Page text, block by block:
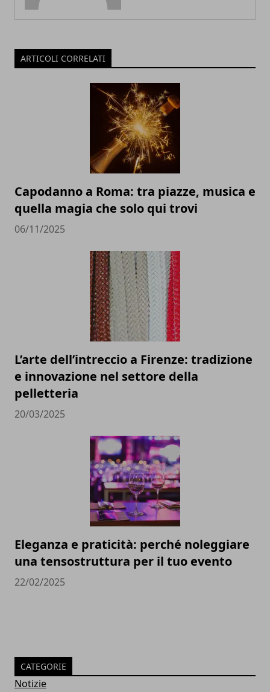
ARTICOLI CORRELATI
Capodanno a Roma: tra piazze, musica e
quella magia che solo qui trovi
06/11/2025
L’arte dell’intreccio a Firenze: tradizione
e innovazione nel settore della
pelletteria
20/03/2025
Eleganza e praticità: perché noleggiare
una tensostruttura per il tuo evento
22/02/2025
CATEGORIE
Notizie